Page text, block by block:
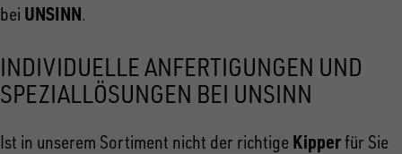
bei UNSINN.
INDIVIDUELLE ANFERTIGUNGEN UND
SPEZIALLÖSUNGEN BEI UNSINN
Ist in unserem Sortiment nicht der richtige Kipper für Sie